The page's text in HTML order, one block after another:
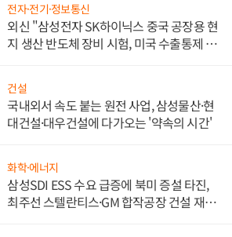
전자·전기·정보통신
외신 "삼성전자 SK하이닉스 중국 공장용 현
지 생산 반도체 장비 시험, 미국 수출통제 대
건설
국내외서 속도 붙는 원전 사업, 삼성물산·현
대건설·대우건설에 다가오는 '약속의 시간'
화학·에너지
삼성SDI ESS 수요 급증에 북미 증설 타진,
최주선 스텔란티스·GM 합작공장 건설 재추